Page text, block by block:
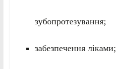
зубопротезування;
забезпечення ліками;